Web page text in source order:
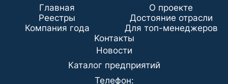
Главная
О проекте
Реестры
Достояние отрасли
Компания года
Для топ-менеджеров
Koнтaкты
Новости
Каталог предприятий
Телефон: